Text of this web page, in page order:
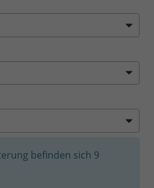
befinden sich 9